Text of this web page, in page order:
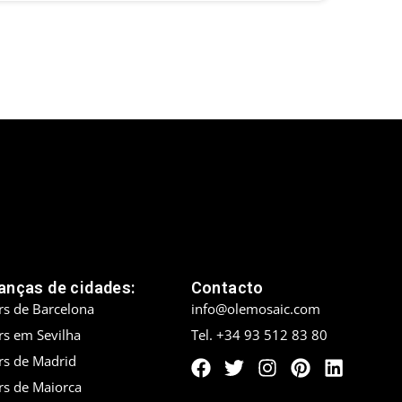
de cidades:
de Barcelona
em Sevilha
de Madrid
de Maiorca
Contacto
info@olemosaic.com
Tel. +34 93 512 83 80